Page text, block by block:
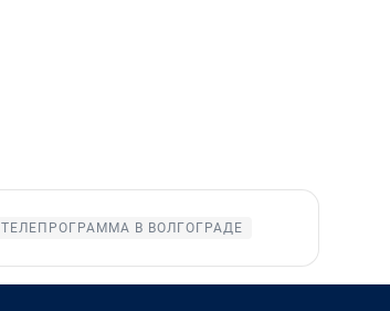
ТЕЛЕПРОГРАММА В ВОЛГОГРАДЕ